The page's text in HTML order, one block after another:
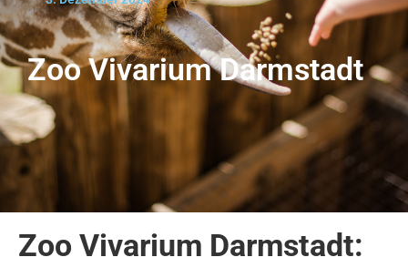
Zoo Vivarium Darmstadt
Zoo Vivarium Darmstadt: